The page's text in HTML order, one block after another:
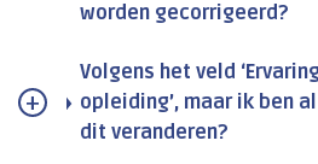
worden gecorrigeerd?
Volgens het veld
opleiding’, maar ik ben
dit veranderen?